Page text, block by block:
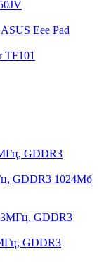
TF101
GDDR3 1024Мб
GDDR3